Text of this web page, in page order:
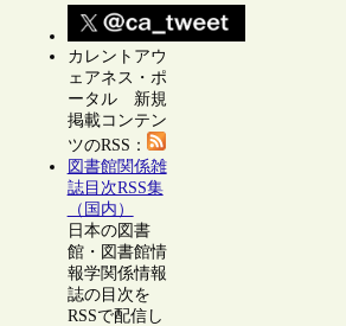
カレントアウ
ェアネス・ポ
ータル 新規
掲載コンテン
ツのRSS：
図書館関係雑
誌目次RSS集
（国内）
日本の図書
館・図書館情
報学関係情報
誌の目次を
RSSで配信し